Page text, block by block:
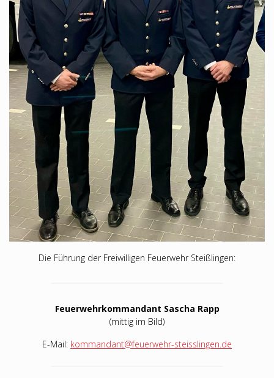
Die Führung der Freiwilligen Feuerwehr Steißlingen:
Feuerwehrkommandant Sascha Rapp
(mittig im Bild)
E-Mail: kommandant@feuerwehr-steisslingen.de